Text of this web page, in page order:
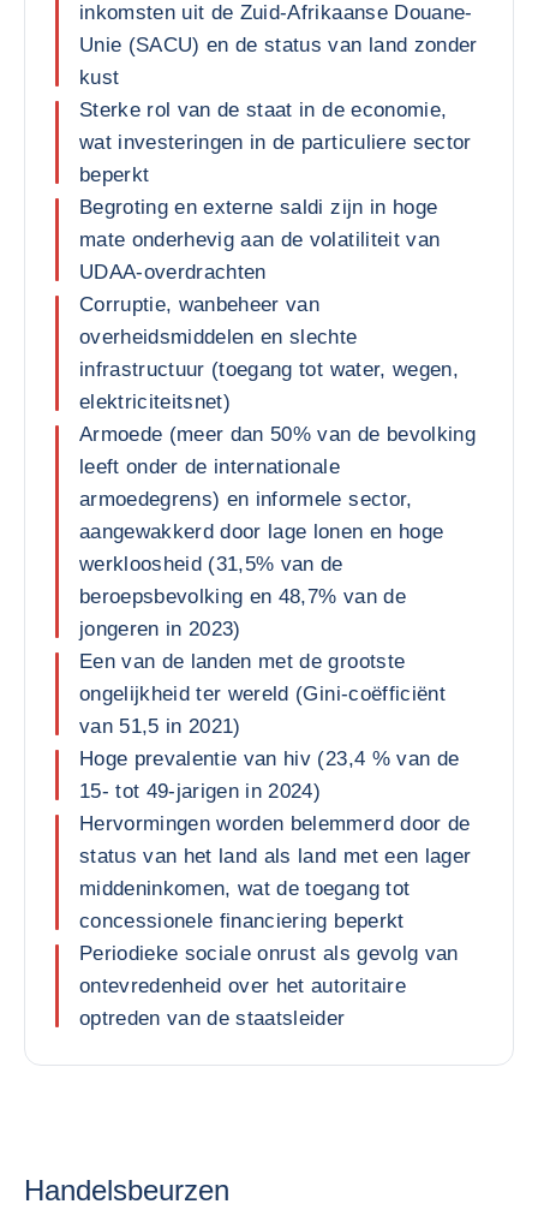
inkomsten uit de Zuid-Afrikaanse Douane-
Unie (SACU) en de status van land zonder
kust
Sterke rol van de staat in de economie,
wat investeringen in de particuliere sector
beperkt
Begroting en externe saldi zijn in hoge
mate onderhevig aan de volatiliteit van
UDAA-overdrachten
Corruptie, wanbeheer van
overheidsmiddelen en slechte
infrastructuur (toegang tot water, wegen,
elektriciteitsnet)
Armoede (meer dan 50% van de bevolking
leeft onder de internationale
armoedegrens) en informele sector,
aangewakkerd door lage lonen en hoge
werkloosheid (31,5% van de
beroepsbevolking en 48,7% van de
jongeren in 2023)
Een van de landen met de grootste
ongelijkheid ter wereld (Gini-coëfficiënt
van 51,5 in 2021)
Hoge prevalentie van hiv (23,4 % van de
15- tot 49-jarigen in 2024)
Hervormingen worden belemmerd door de
status van het land als land met een lager
middeninkomen, wat de toegang tot
concessionele financiering beperkt
Periodieke sociale onrust als gevolg van
ontevredenheid over het autoritaire
optreden van de staatsleider
Handelsbeurzen